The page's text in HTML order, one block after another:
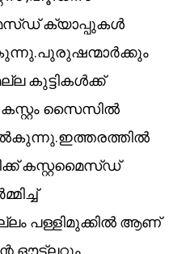
ക്യാപ്പുകൾ
കുട്ടികൾക്ക്
സൈസിൽ
കസ്റ്റമൈസ്ഡ്
പള്ളിമുക്കിൽ ആണ്
ഔട്ലറ്റും